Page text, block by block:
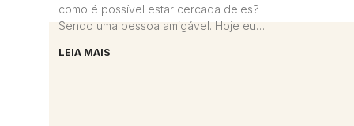
como é possível estar cercada deles?
Sendo uma pessoa amigável. Hoje eu
LEIA MAIS